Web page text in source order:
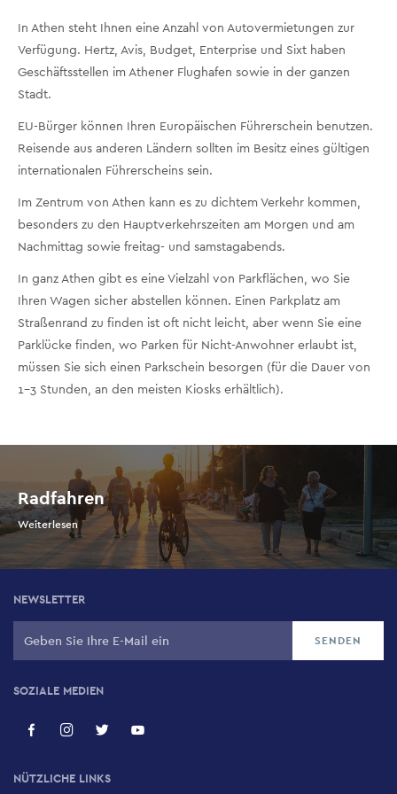
In Athen steht Ihnen eine Anzahl von Autovermietungen zur
Verfügung. Hertz, Avis, Budget, Enterprise und Sixt haben
Geschäftsstellen im Athener Flughafen sowie in der ganzen
Stadt.
EU-Bürger können Ihren Europäischen Führerschein benutzen.
Reisende aus anderen Ländern sollten im Besitz eines gültigen
internationalen Führerscheins sein.
Im Zentrum von Athen kann es zu dichtem Verkehr kommen,
besonders zu den Hauptverkehrszeiten am Morgen und am
Nachmittag sowie freitag- und samstagabends.
In ganz Athen gibt es eine Vielzahl von Parkflächen, wo Sie
Ihren Wagen sicher abstellen können. Einen Parkplatz am
Straßenrand zu finden ist oft nicht leicht, aber wenn Sie eine
Parklücke finden, wo Parken für Nicht-Anwohner erlaubt ist,
müssen Sie sich einen Parkschein besorgen (für die Dauer von
1-3 Stunden, an den meisten Kiosks erhältlich).
Radfahren
Weiterlesen
NEWSLETTER
SOZIALE MEDIEN
NÜTZLICHE LINKS